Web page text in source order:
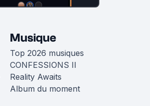
Musique
Top 2026 musiques
CONFESSIONS II
Reality Awaits
Album du moment